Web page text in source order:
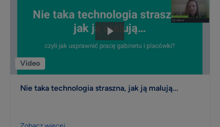
Video
Nie taka technologia straszna, jak ją malują...